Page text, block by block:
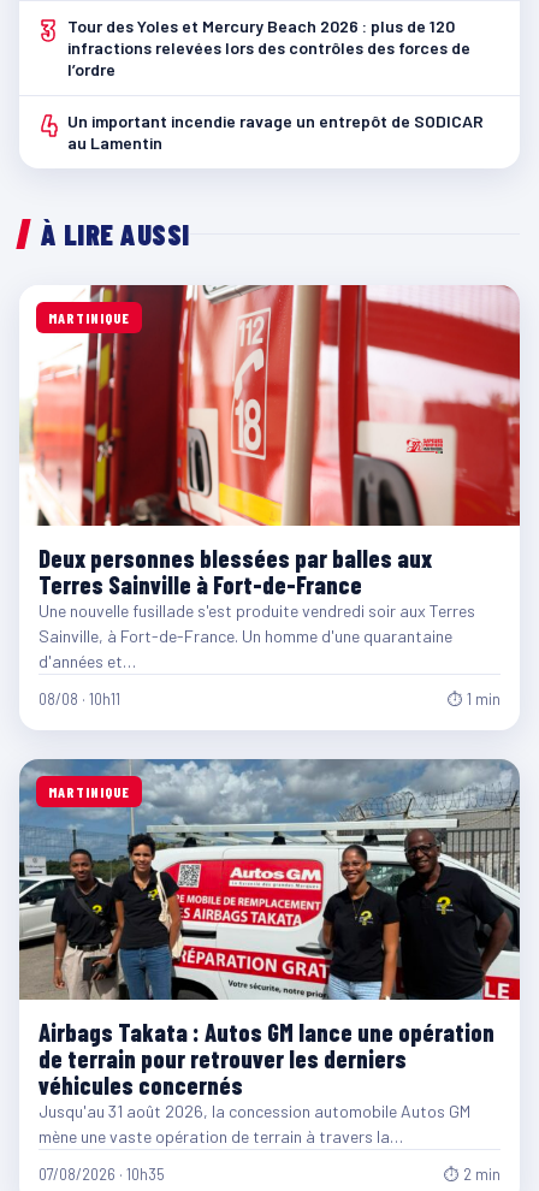
3
Tour des Yoles et Mercury Beach 2026 : plus de 120
infractions relevées lors des contrôles des forces de
l’ordre
4 Un important incendie ravage un entrepôt de SODICAR
au Lamentin
À LIRE AUSSI
MARTINIQUE
Deux personnes blessées par balles aux
Terres Sainville à Fort-de-France
Une nouvelle fusillade s'est produite vendredi soir aux Terres
Sainville, à Fort-de-France. Un homme d'une quarantaine
d'années et…
08/08 · 10h11 ⏱ 1 min
MARTINIQUE
Airbags Takata : Autos GM lance une opération
de terrain pour retrouver les derniers
véhicules concernés
Jusqu'au 31 août 2026, la concession automobile Autos GM
mène une vaste opération de terrain à travers la…
07/08/2026 · 10h35 ⏱ 2 min